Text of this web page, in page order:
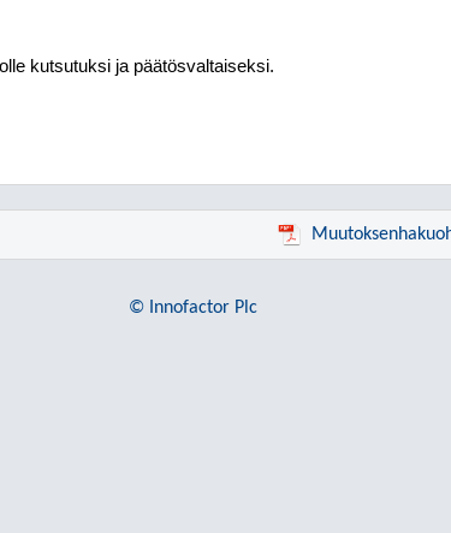
kutsutuksi ja päätösvaltaiseksi.
© Innofactor Plc